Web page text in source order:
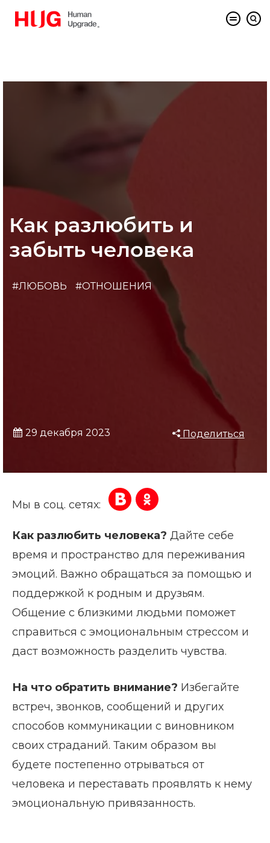
Как разлюбить и
забыть человека
#ЛЮБОВЬ #ОТНОШЕНИЯ
29 декабря 2023 Поделиться
Мы в соц. сетях:
Как разлюбить человека? Дайте себе
время и пространство для переживания
эмоций. Важно обращаться за помощью и
поддержкой к родным и друзьям.
Общение с близкими людьми поможет
справиться с эмоциональным стрессом и
даст возможность разделить чувства.
На что обратить внимание? Избегайте
встреч, звонков, сообщений и других
способов коммуникации с виновником
своих страданий. Таким образом вы
будете постепенно отрываться от
человека и переставать проявлять к нему
эмоциональную привязанность.